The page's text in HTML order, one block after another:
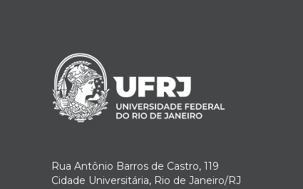
Rua Antônio Barros de Castro, 119
Cidade Universitária, Rio de Janeiro/RJ